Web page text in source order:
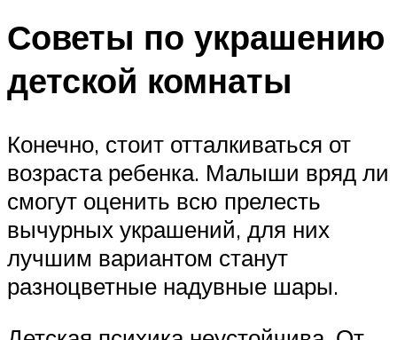
Советы по украшению
детской комнаты
Конечно, стоит отталкиваться от
возраста ребенка. Малыши вряд ли
смогут оценить всю прелесть
вычурных украшений, для них
лучшим вариантом станут
разноцветные надувные шары.